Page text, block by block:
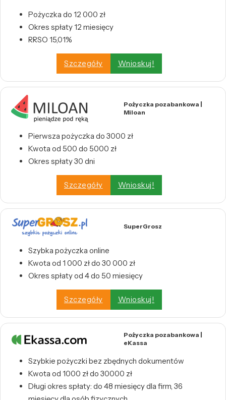
Pożyczka do 12 000 zł
Okres spłaty 12 miesięcy
RRSO 15,01%
Szczegóły Wnioskuj!
Pożyczka pozabankowa |
Miloan
Pierwsza pożyczka do 3000 zł
Kwota od 500 do 5000 zł
Okres spłaty 30 dni
Szczegóły Wnioskuj!
SuperGrosz
Szybka pożyczka online
Kwota od 1 000 zł do 30 000 zł
Okres spłaty od 4 do 50 miesięcy
Szczegóły Wnioskuj!
Pożyczka pozabankowa |
eKassa
Szybkie pożyczki bez zbędnych dokumentów
Kwota od 1000 zł do 30000 zł
Długi okres spłaty: do 48 miesięcy dla firm, 36